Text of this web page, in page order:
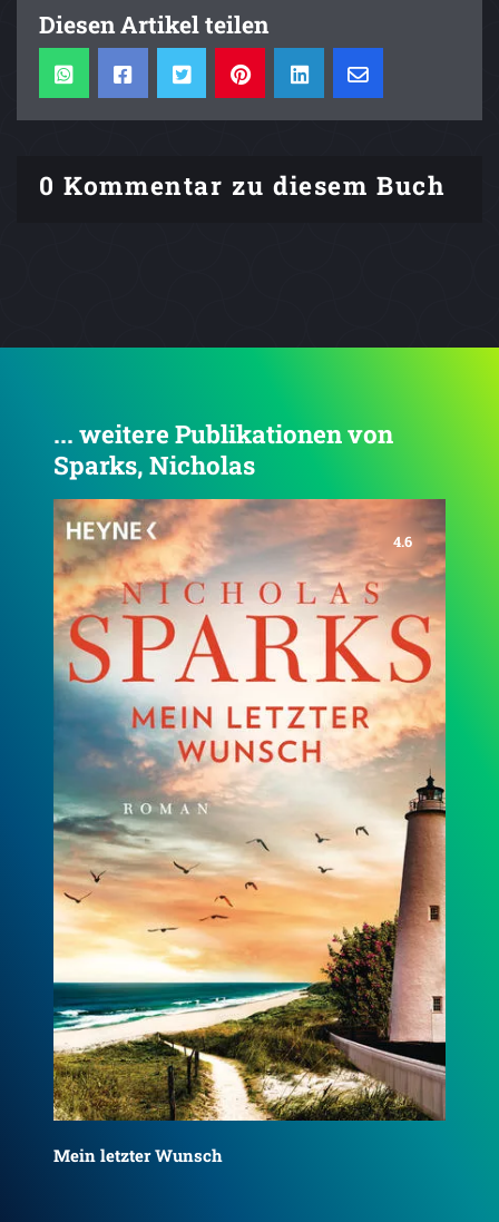
Diesen Artikel teilen
0 Kommentar zu diesem Buch
... weitere Publikationen von
Sparks, Nicholas
4.1
Remain – Was von uns bleibt